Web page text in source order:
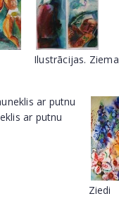
Ilustrācijas. Ziema
ar putnu
Ziedi